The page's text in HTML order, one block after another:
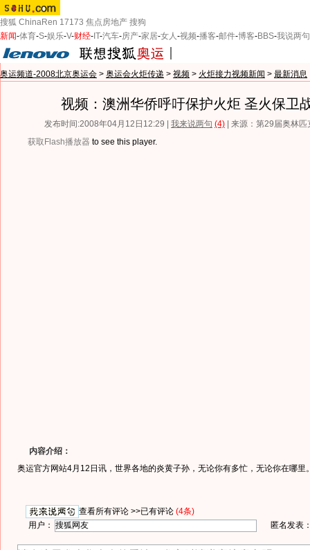
搜狐 ChinaRen 17173 焦点房地产 搜狗
新闻-体育-S-娱乐-V-财经- IT-汽车-房产-家居-女人-视频-播客-邮件-博客-BBS-我说两句
奥运频道-2008北京奥运会 > 奥运会火炬传递 > 视频 > 火炬接力视频新闻 > 最新消息
视频：澳洲华侨呼吁保护火炬 圣火保卫
发布时间:2008年04月12日12:29 | 我来说两句 (4) | 来源：第29届奥林
获取Flash播放器 to see this player.
内容介绍：
奥运官方网站4月12日讯，世界各地的炎黄子孙，无论你有多忙，无论你在哪里
查看所有评论 >>已有评论 (4条)
用户：
匿名发表